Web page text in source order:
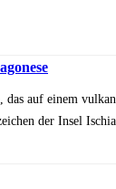
das auf einem
der Insel